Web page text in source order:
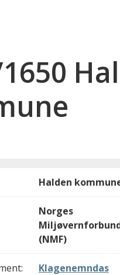
Halden
Norges
(NMF)
Klagenemndas